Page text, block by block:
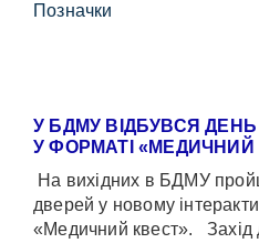
Позначки
У БДМУ ВІДБУВСЯ
У ФОРМАТІ «МЕДИЧНИЙ
На вихідних в БДМУ
дверей у новому
«Медичний квест». Захід